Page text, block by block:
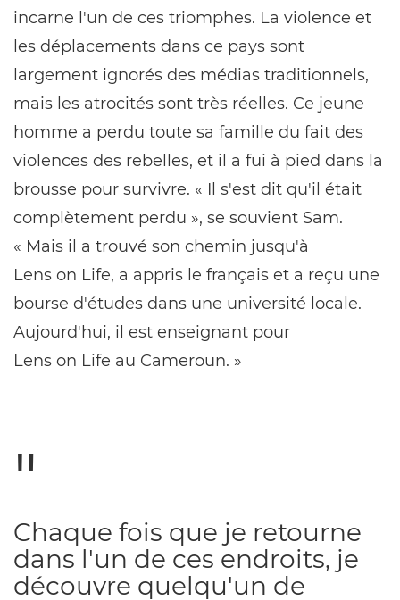
incarne l'un de ces triomphes. La violence et
les déplacements dans ce pays sont
largement ignorés des médias traditionnels,
mais les atrocités sont très réelles. Ce jeune
homme a perdu toute sa famille du fait des
violences des rebelles, et il a fui à pied dans la
brousse pour survivre. « Il s'est dit qu'il était
complètement perdu », se souvient Sam.
« Mais il a trouvé son chemin jusqu'à
Lens on Life, a appris le français et a reçu une
bourse d'études dans une université locale.
Aujourd'hui, il est enseignant pour
Lens on Life au Cameroun. »
Chaque fois que je retourne
dans l'un de ces endroits, je
découvre quelqu'un de